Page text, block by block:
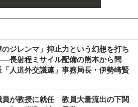
のジレンマ」抑止力という幻想を打ち
長射程ミサイル配備の熊本から問
人道外交議連」事務局長・伊勢崎賢
員が教授に就任 教員大量流出の下関